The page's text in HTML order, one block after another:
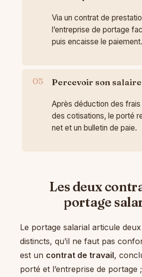
Via un contrat de
l’entreprise de portage
puis encaisse le paiement.
Percevoir son salaire
Après déduction des
des cotisations, le porté
net et un bulletin de paie.
Les deux
portage
Le portage salarial articule
distincts, qu’il ne faut pas
est un contrat de travail,
porté et l’entreprise de portage